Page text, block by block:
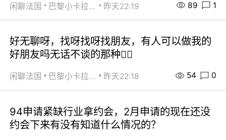
闲聊法国 巴黎小卡拉咪 昨天22:19 89 1
好无聊呀，找呀找呀找朋友，有人可以做我的
好朋友吗无话不谈的那种😮‍💨
闲聊法国 巴黎小卡拉咪 昨天22:18 54 0
94申请紧缺行业拿约会，2月申请的现在还没
约会下来有没有知道什么情况的？